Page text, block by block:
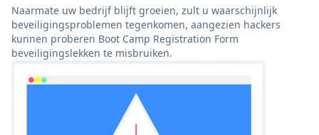
Naarmate uw bedrijf blijft groeien, zult u waarschijnlijk
beveiligingsproblemen tegenkomen, aangezien hackers
kunnen proberen Boot Camp Registration Form
beveiligingslekken te misbruiken.